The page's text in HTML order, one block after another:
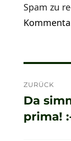
Spam zu
ZURÜCK
Vorheriger
Beitrag:
Da
prima!